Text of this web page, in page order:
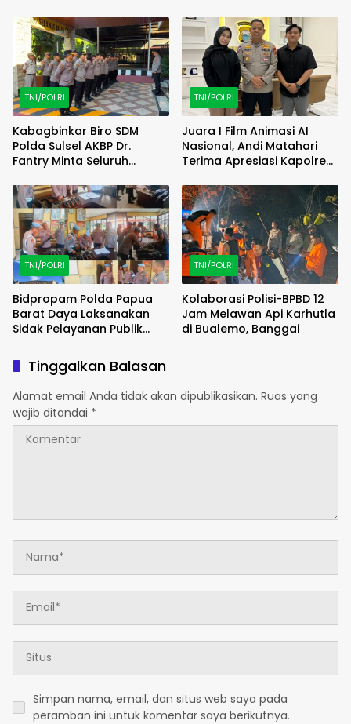
Berhasil Diamankan
TNI/POLRI
Kabagbinkar Biro SDM
Polda Sulsel AKBP Dr.
Fantry Minta Seluruh
Debu
TNI/POLRI
Juara I Film Animasi AI
Nasional, Andi Matahari
Terima Apresiasi Kapolres
TNI/POLRI
Bidpropam Polda Papua
Barat Daya Laksanakan
Sidak Pelayanan Publik
di Polsek Salawati
TNI/POLRI
Kolaborasi Polisi-BPBD 12
Jam Melawan Api Karhutla
di Bualemo, Banggai
Tinggalkan Balasan
Alamat email Anda tidak akan dipublikasikan. Ruas yang
wajib ditandai *
Simpan nama, email, dan situs web saya pada
peramban ini untuk komentar saya berikutnya.